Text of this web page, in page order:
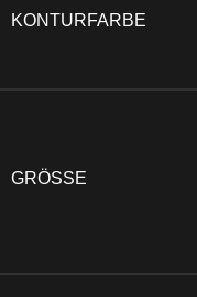
KONTURFARBE
GRÖSSE